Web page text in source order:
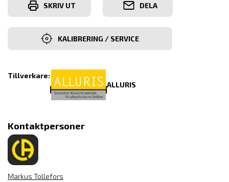
SKRIV UT DELA
KALIBRERING / SERVICE
Tillverkare:
ALLURIS
Kontaktpersoner
Markus Tollefors